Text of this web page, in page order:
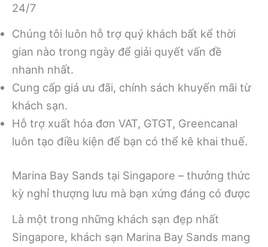
24/7
Chúng tôi luôn hỗ trợ quý khách bất kể thời
gian nào trong ngày để giải quyết vấn đề
nhanh nhất.
Cung cấp giá ưu đãi, chính sách khuyến mãi từ
khách sạn.
Hỗ trợ xuất hóa đơn VAT, GTGT, Greencanal
luôn tạo điều kiện để bạn có thể kê khai thuế.
Marina Bay Sands tại Singapore – thưởng thức
kỳ nghỉ thượng lưu mà bạn xứng đáng có được
Là một trong những khách sạn đẹp nhất
Singapore, khách sạn Marina Bay Sands mang